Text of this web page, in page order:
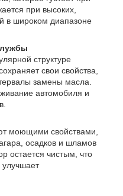
при высоких,
в широком диапазоне
структуре
свои свойства,
замены масла.
автомобиля и
моющими свойствами,
осадков и шламов
остается чистым, что
улучшает